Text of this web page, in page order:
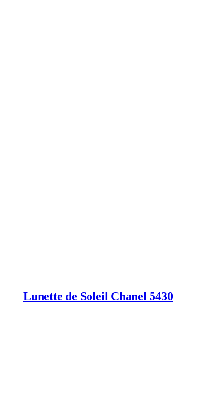
Lunette de Soleil Chanel 5430